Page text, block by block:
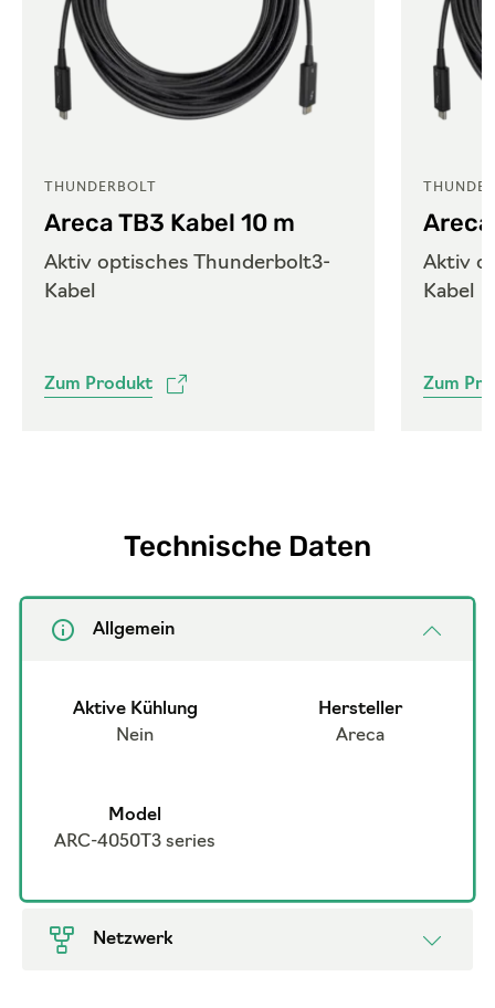
THUNDERBOLT
Areca TB3 Kabel 10 m
Aktiv optisches Thunderbolt3-
Kabel
Zum Produkt
Areca
Aktiv
Kabel
Zum
Technische Daten
Allgemein
Aktive Kühlung
Nein
Hersteller
Areca
Model
ARC-4050T3 series
Netzwerk